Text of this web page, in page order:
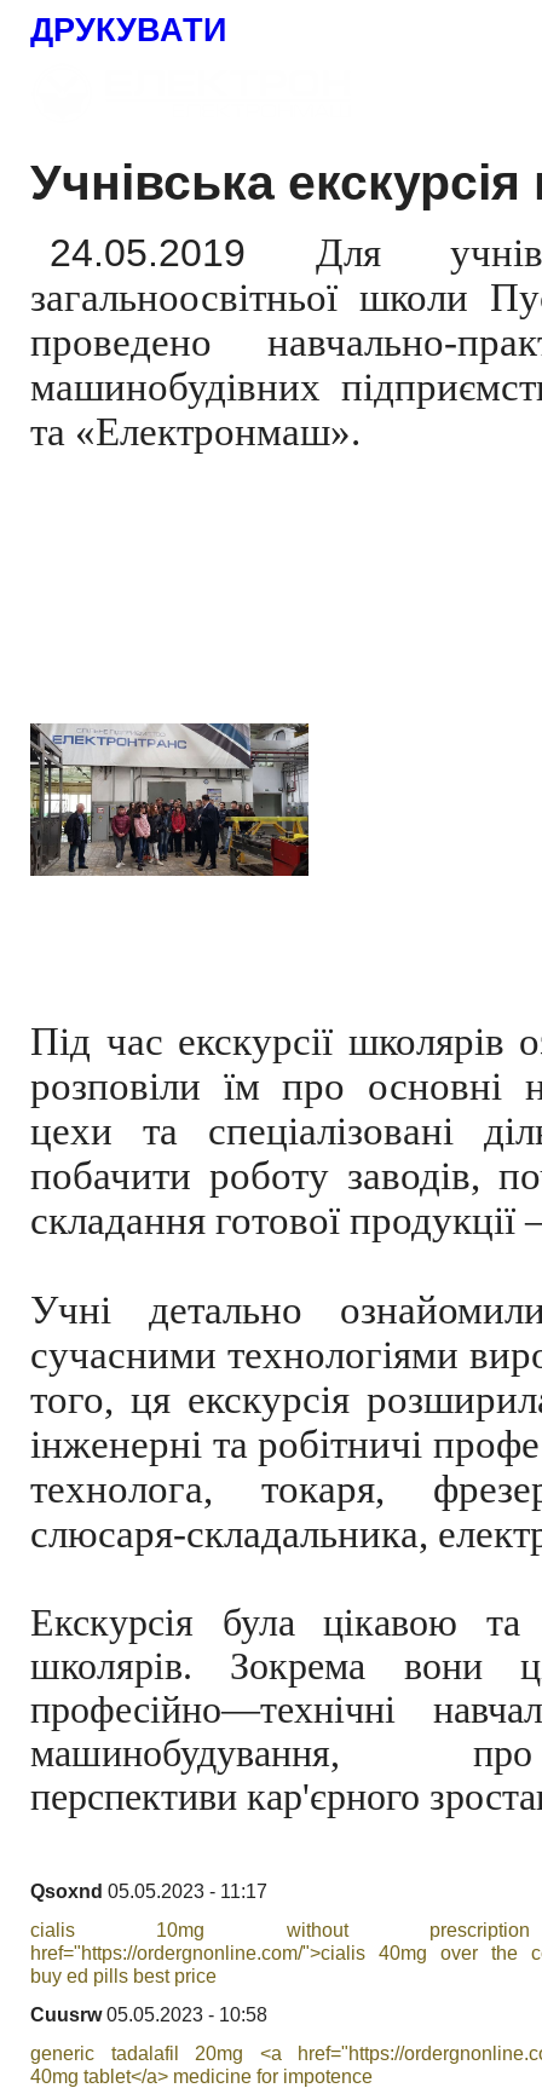
ДРУКУВАТИ
Учнівська
24.05.2019
Для
загальноосвітньої школи
проведено навчально-
машинобудівних
та «Електронмаш».
Під час екскурсії школярів
розповіли їм про основні
цехи та спеціалізовані
побачити роботу заводів,
складання готової продукції
Учні детально
сучасними технологіями
того, ця екскурсія
інженерні та робітничі
технолога, токаря,
слюсаря-складальника,
Екскурсія була цікавою
школярів. Зокрема вони
професійно—технічні
перспективи кар'єрного
Qsoxnd 05.05.2023 - 11:17
cialis 10mg without
href="https://ordergnonline.com/">cialis 40mg over the
buy ed pills best price
Cuusrw 05.05.2023 - 10:58
generic tadalafil 20mg <a href="https://
40mg tablet</a> medicine for impotence